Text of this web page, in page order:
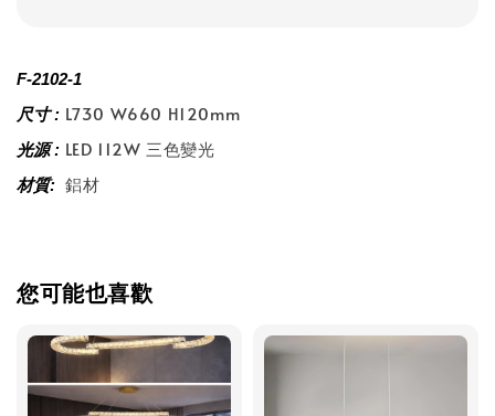
F-2102-1
尺寸 : L730 W660 H120mm
光源 : LED 112W 三色變光
材質: 鋁材
您可能也喜歡